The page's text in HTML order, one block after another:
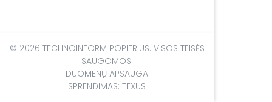
© 2026 TECHNOINFORM POPIERIUS. VISOS TEISĖS
SAUGOMOS.
DUOMENŲ APSAUGA
SPRENDIMAS: TEXUS